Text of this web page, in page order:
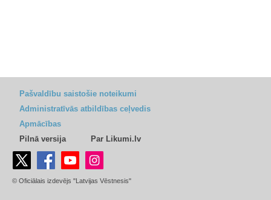
Pašvaldību saistošie noteikumi
Administratīvās atbildības ceļvedis
Apmācības
Pilnā versija
Par Likumi.lv
© Oficiālais izdevējs "Latvijas Vēstnesis"